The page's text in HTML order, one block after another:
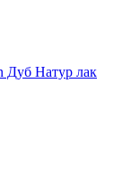
Дуб Натур лак